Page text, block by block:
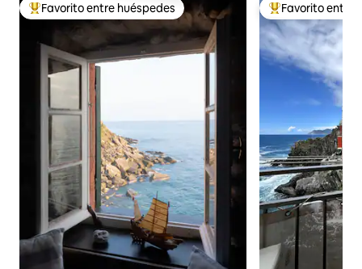
Favorito entre los huéspedes más destacados
Favorito entre huéspedes Favorito entre
Favorito entre